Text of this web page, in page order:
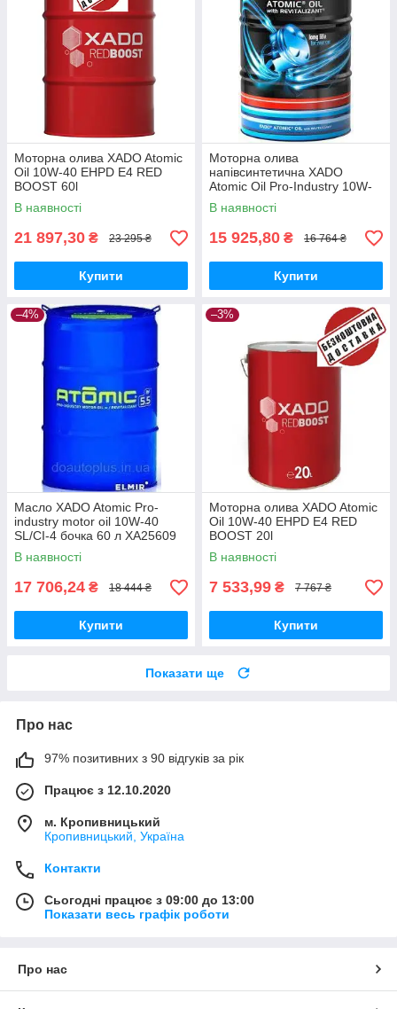
Моторна олива XADO Atomic
Oil 10W-40 EHPD E4 RED
BOOST 60l
В наявності
21 897,30 ₴ 23 295 ₴
Купити
Моторна олива
напівсинтетична XADO
Atomic Oil Pro-Industry 10W-
40 CI-4 Diesel 60л
В наявності
15 925,80 ₴ 16 764 ₴
Купити
–4%
Масло XADO Atomic Pro-
industry motor oil 10W-40
SL/CI-4 бочка 60 л ХА25609
В наявності
17 706,24 ₴ 18 444 ₴
Купити
–3%
Моторна олива XADO Atomic
Oil 10W-40 EHPD E4 RED
BOOST 20l
В наявності
7 533,99 ₴ 7 767 ₴
Купити
Показати ще
Про нас
97% позитивних з 90 відгуків за рік
Працює з 12.10.2020
м. Кропивницький
Кропивницький, Україна
Контакти
Сьогодні працює з 09:00 до 13:00
Показати весь графік роботи
Про нас